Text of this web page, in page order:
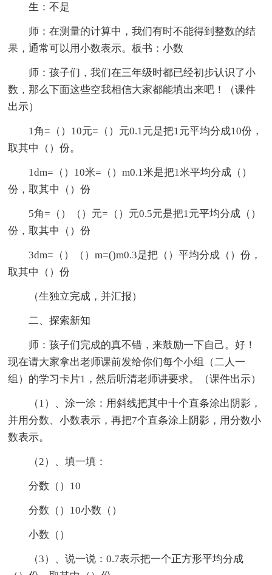
生：不是
师：在测量的计算中，我们有时不能得到整数的结
果，通常可以用小数表示。板书：小数
师：孩子们，我们在三年级时都已经初步认识了小
数，那么下面这些空我相信大家都能填出来吧！（课件
出示）
1角=（）10元=（）元0.1元是把1元平均分成10份，
取其中（）份。
1dm=（）10米=（）m0.1米是把1米平均分成（）
份，取其中（）份
5角=（）（）元=（）元0.5元是把1元平均分成（）
份，取其中（）份
3dm=（）（）m=()m0.3是把（）平均分成（）份，
取其中（）份
（生独立完成，并汇报）
二、探索新知
师：孩子们完成的真不错，来鼓励一下自己。好！
现在请大家拿出老师课前发给你们每个小组（二人一
组）的学习卡片1，然后听清老师讲要求。（课件出示）
（1）、涂一涂：用斜线把其中十个直条涂出阴影，
并用分数、小数表示，再把7个直条涂上阴影，用分数小
数表示。
（2）、填一填：
分数（）10
分数（）10小数（）
小数（）
（3）、说一说：0.7表示把一个正方形平均分成